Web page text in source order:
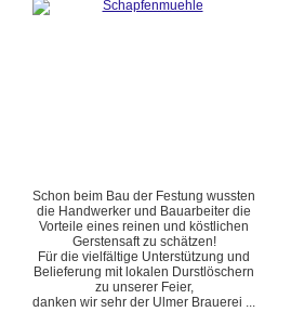
Schon beim Bau der Festung wussten
die Handwerker und Bauarbeiter die
Vorteile eines reinen und köstlichen
Gerstensaft zu schätzen!
Für die vielfältige Unterstützung und
Belieferung mit lokalen Durstlöschern
zu unserer Feier,
danken wir sehr der Ulmer Brauerei ...